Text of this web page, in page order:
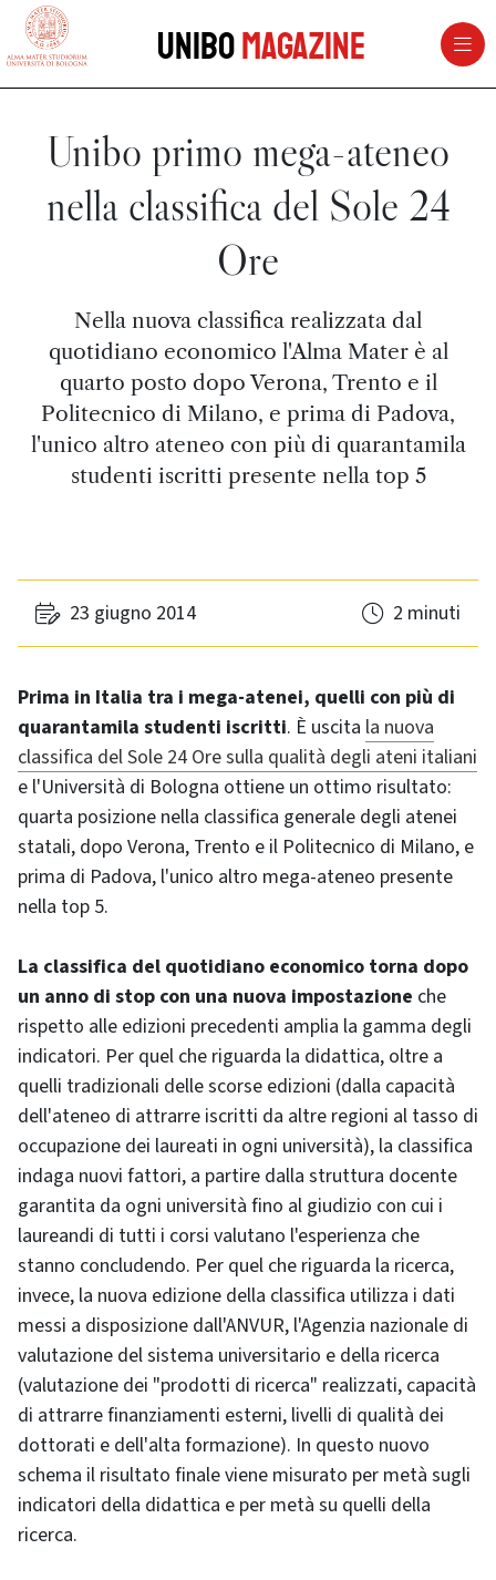
vai al contenuto della pagina
UniboMagazine
Unibo primo mega-ateneo
nella classifica del Sole 24
Ore
Nella nuova classifica realizzata dal
quotidiano economico l'Alma Mater è al
quarto posto dopo Verona, Trento e il
Politecnico di Milano, e prima di Padova,
l'unico altro ateneo con più di quarantamila
studenti iscritti presente nella top 5
23 giugno 2014 2 minuti
Prima in Italia tra i mega-atenei, quelli con più di
quarantamila studenti iscritti. È uscita la nuova
classifica del Sole 24 Ore sulla qualità degli ateni italiani
e l'Università di Bologna ottiene un ottimo risultato:
quarta posizione nella classifica generale degli atenei
statali, dopo Verona, Trento e il Politecnico di Milano, e
prima di Padova, l'unico altro mega-ateneo presente
nella top 5.
La classifica del quotidiano economico torna dopo
un anno di stop con una nuova impostazione che
rispetto alle edizioni precedenti amplia la gamma degli
indicatori. Per quel che riguarda la didattica, oltre a
quelli tradizionali delle scorse edizioni (dalla capacità
dell'ateneo di attrarre iscritti da altre regioni al tasso di
occupazione dei laureati in ogni università), la classifica
indaga nuovi fattori, a partire dalla struttura docente
garantita da ogni università fino al giudizio con cui i
laureandi di tutti i corsi valutano l'esperienza che
stanno concludendo. Per quel che riguarda la ricerca,
invece, la nuova edizione della classifica utilizza i dati
messi a disposizione dall'ANVUR, l'Agenzia nazionale di
valutazione del sistema universitario e della ricerca
(valutazione dei "prodotti di ricerca" realizzati, capacità
di attrarre finanziamenti esterni, livelli di qualità dei
dottorati e dell'alta formazione). In questo nuovo
schema il risultato finale viene misurato per metà sugli
indicatori della didattica e per metà su quelli della
ricerca.